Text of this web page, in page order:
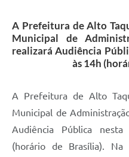
A Prefeitura de Alto
Municipal de
realizará Audiência
às 14h
A Prefeitura de Alto
Municipal de
Audiência Pública
(horário de Brasília).